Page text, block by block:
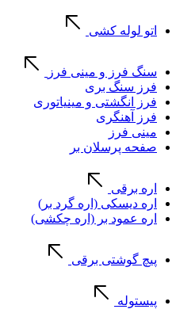
اتو لوله کشی
سنگ فرز و مینی فرز
فرز سنگ بری
فرز انگشتی و مینیاتوری
فرز آهنگری
مینی فرز
صفحه پرسلان بر
اره برقی
اره دیسکی (اره گرد بر)
اره عمود بر (اره چکشی)
پیچ گوشتی برقی
پیستوله